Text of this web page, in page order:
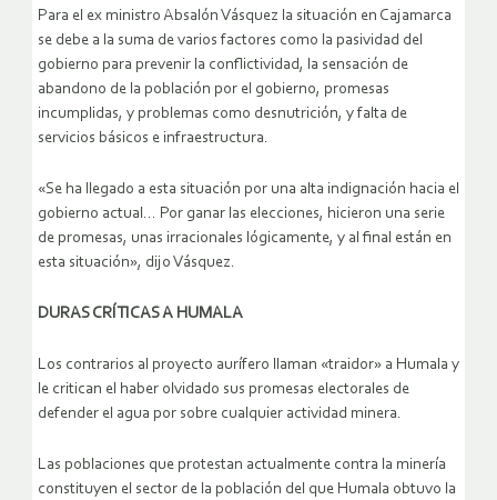
Para el ex ministro Absalón Vásquez la situación en Cajamarca
se debe a la suma de varios factores como la pasividad del
gobierno para prevenir la conflictividad, la sensación de
abandono de la población por el gobierno, promesas
incumplidas, y problemas como desnutrición, y falta de
servicios básicos e infraestructura.
«Se ha llegado a esta situación por una alta indignación hacia el
gobierno actual… Por ganar las elecciones, hicieron una serie
de promesas, unas irracionales lógicamente, y al final están en
esta situación», dijo Vásquez.
DURAS CRÍTICAS A HUMALA
Los contrarios al proyecto aurífero llaman «traidor» a Humala y
le critican el haber olvidado sus promesas electorales de
defender el agua por sobre cualquier actividad minera.
Las poblaciones que protestan actualmente contra la minería
constituyen el sector de la población del que Humala obtuvo la